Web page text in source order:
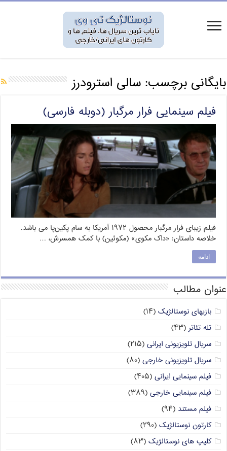
بایگانی برچسب:سالی استرودرز
فیلم سینمایی فرار مرگبار (دوبله فارسی)
فیلم زیبای فرار مرگبار محصول ۱۹۷۲ آمریکا به سام پکین‌پا می باشد.
خلاصه داستان: «داک مکوی» (مکوئین) با کمک همسرش، …
ادامه
عنوان مطالب
بازیهای نوستالژیک (۱۴)
تله تئاتر(۴۳)
سریال تلویزیونی ایرانی (۲۱۵)
سریال تلویزیونی خارجی (۸۰)
فیلم سینمایی ایرانی (۴۰۵)
فیلم سینمایی خارجی (۳۸۹)
فیلم مستند (۹۴)
کارتون نوستالژیک (۲۹۰)
کلیپ های نوستالژیک (۸۳)